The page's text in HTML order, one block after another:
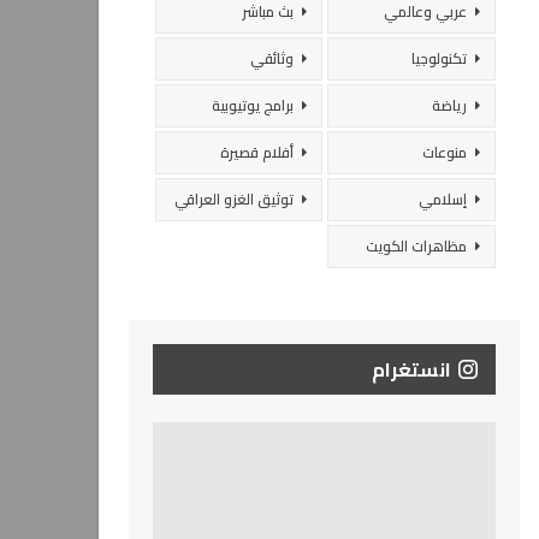
عربي وعالمي
بث مباشر
تكنولوجيا
وثائقي
رياضة
برامج يوتيوبية
منوعات
أفلام قصيرة
إسلامي
توثيق الغزو العراقي
مظاهرات الكويت
انستغرام